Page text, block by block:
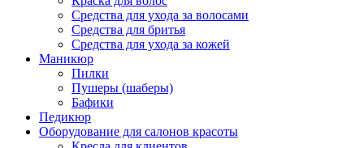
Средства для ухода за волосами
Средства для бритья
Средства для ухода за кожей
Маникюр
Пилки
Пушеры (шаберы)
Бафики
Педикюр
Оборудование для салонов красоты